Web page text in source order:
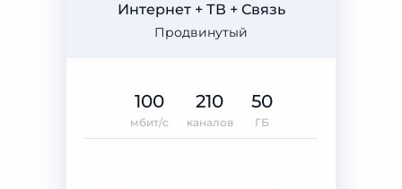
Продвинутый
Интернет + ТВ + Связь
100
мбит/с
210
каналов
50
ГБ